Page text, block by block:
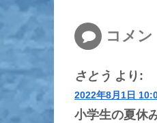
コメン
さとう より:
2022年8月1日
小学生の夏休